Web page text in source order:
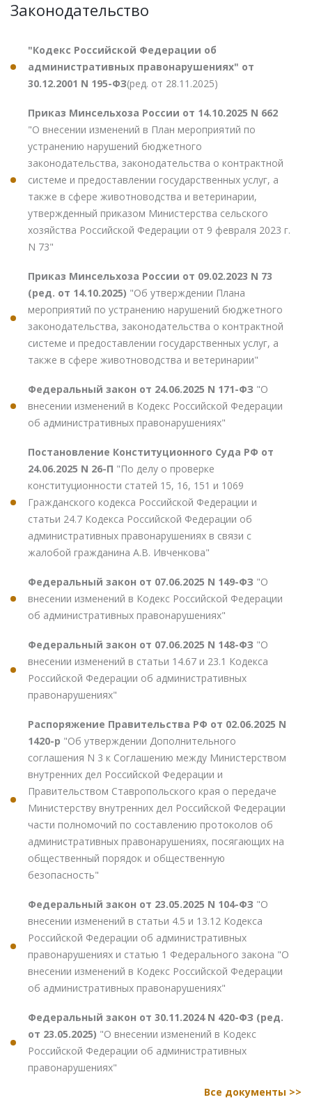
Законодательство
"Кодекс Российской Федерации об
административных правонарушениях" от
30.12.2001 N 195-ФЗ(ред. от 28.11.2025)
Приказ Минсельхоза России от 14.10.2025 N 662
"О внесении изменений в План мероприятий по
устранению нарушений бюджетного
законодательства, законодательства о контрактной
системе и предоставлении государственных услуг, а
также в сфере животноводства и ветеринарии,
утвержденный приказом Министерства сельского
хозяйства Российской Федерации от 9 февраля 2023 г.
N 73"
Приказ Минсельхоза России от 09.02.2023 N 73
(ред. от 14.10.2025) "Об утверждении Плана
мероприятий по устранению нарушений бюджетного
законодательства, законодательства о контрактной
системе и предоставлении государственных услуг, а
также в сфере животноводства и ветеринарии"
Федеральный закон от 24.06.2025 N 171-ФЗ "О
внесении изменений в Кодекс Российской Федерации
об административных правонарушениях"
Постановление Конституционного Суда РФ от
24.06.2025 N 26-П "По делу о проверке
конституционности статей 15, 16, 151 и 1069
Гражданского кодекса Российской Федерации и
статьи 24.7 Кодекса Российской Федерации об
административных правонарушениях в связи с
жалобой гражданина А.В. Ивченкова"
Федеральный закон от 07.06.2025 N 149-ФЗ "О
внесении изменений в Кодекс Российской Федерации
об административных правонарушениях"
Федеральный закон от 07.06.2025 N 148-ФЗ "О
внесении изменений в статьи 14.67 и 23.1 Кодекса
Российской Федерации об административных
правонарушениях"
Распоряжение Правительства РФ от 02.06.2025 N
1420-р "Об утверждении Дополнительного
соглашения N 3 к Соглашению между Министерством
внутренних дел Российской Федерации и
Правительством Ставропольского края о передаче
Министерству внутренних дел Российской Федерации
части полномочий по составлению протоколов об
административных правонарушениях, посягающих на
общественный порядок и общественную
безопасность"
Федеральный закон от 23.05.2025 N 104-ФЗ "О
внесении изменений в статьи 4.5 и 13.12 Кодекса
Российской Федерации об административных
правонарушениях и статью 1 Федерального закона "О
внесении изменений в Кодекс Российской Федерации
об административных правонарушениях"
Федеральный закон от 30.11.2024 N 420-ФЗ (ред.
от 23.05.2025) "О внесении изменений в Кодекс
Российской Федерации об административных
правонарушениях"
Все документы >>